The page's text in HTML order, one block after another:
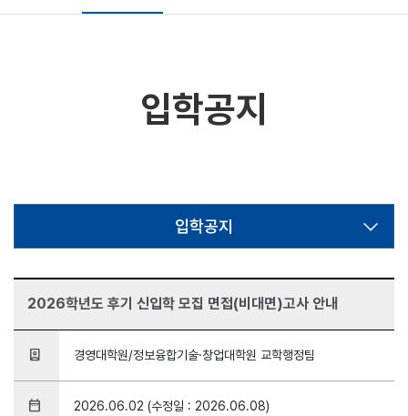
입학공지
입학공지
2026학년도 후기 신입학 모집 면접(비대면)고사 안내
person_book 경영대학원/정보융합기술·창업대학원 교학행정팀
date_range 2026.06.02 (수정일 : 2026.06.08)